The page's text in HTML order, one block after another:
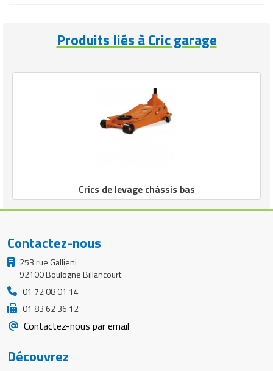
Produits liés à Cric garage
Crics de levage châssis bas
Contactez-nous
253 rue Gallieni
92100 Boulogne Billancourt
01 72 08 01 14
01 83 62 36 12
Contactez-nous par email
Découvrez